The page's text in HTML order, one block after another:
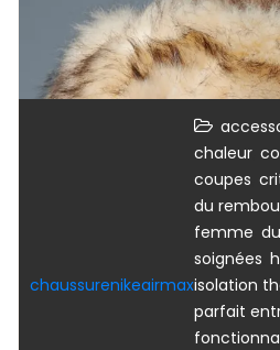
chaussurenikeairmax
chaleur
coupes
du
femme
soignées
isolation
parfait